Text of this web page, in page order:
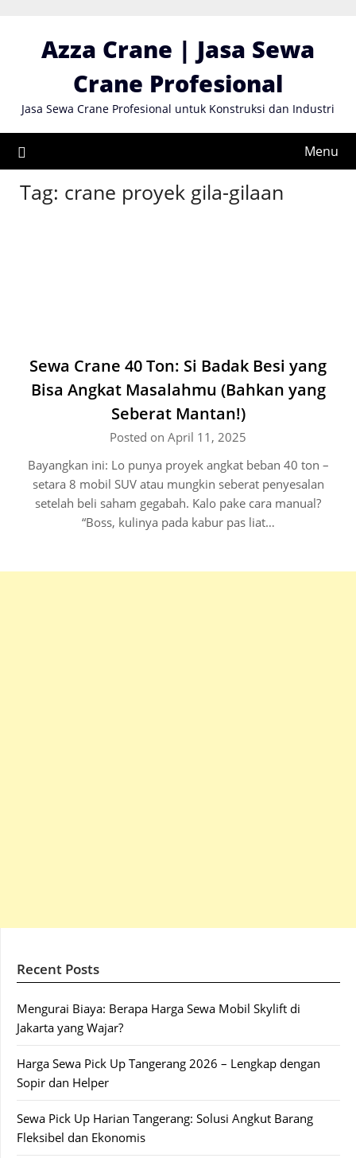
contentAzza Crane | Jasa Sewa
Crane Profesional
Jasa Sewa Crane Profesional untuk Konstruksi dan Industri
Menu
Tag: crane proyek gila-gilaan
Sewa Crane 40 Ton: Si Badak Besi yang
Bisa Angkat Masalahmu (Bahkan yang
Seberat Mantan!)
Posted on April 11, 2025
Bayangkan ini: Lo punya proyek angkat beban 40 ton –
setara 8 mobil SUV atau mungkin seberat penyesalan
setelah beli saham gegabah. Kalo pake cara manual?
“Boss, kulinya pada kabur pas liat…
Recent Posts
Mengurai Biaya: Berapa Harga Sewa Mobil Skylift di
Jakarta yang Wajar?
Harga Sewa Pick Up Tangerang 2026 – Lengkap dengan
Sopir dan Helper
Sewa Pick Up Harian Tangerang: Solusi Angkut Barang
Fleksibel dan Ekonomis